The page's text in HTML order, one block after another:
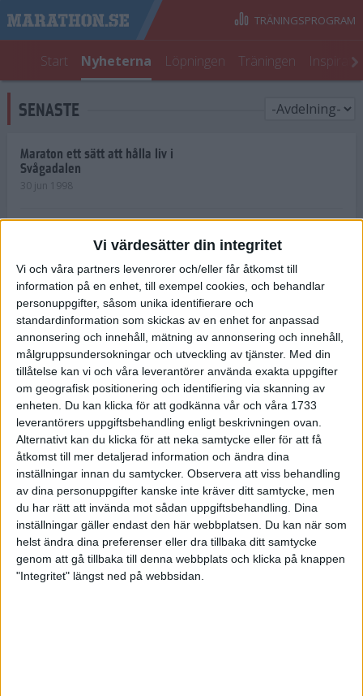
Vi värdesätter din integritet
Vi och våra partners levenrorer och/eller får åtkomst till
information på en enhet, till exempel cookies, och behandlar
personuppgifter, såsom unika identifierare och
standardinformation som skickas av en enhet for anpassad
annonsering och innehåll, mätning av annonsering och innehåll,
målgruppsundersokningar och utveckling av tjänster. Med din
tillåtelse kan vi och våra leverantörer använda exakta uppgifter
om geografisk positionering och identifiering via skanning av
enheten. Du kan klicka för att godkänna vår och våra 1733
leverantörers uppgiftsbehandling enligt beskrivningen ovan.
Alternativt kan du klicka för att neka samtycke eller för att få
åtkomst till mer detaljerad information och ändra dina
inställningar innan du samtycker. Observera att viss behandling
av dina personuppgifter kanske inte kräver ditt samtycke, men
du har rätt att invända mot sådan uppgiftsbehandling. Dina
inställningar gäller endast den här webbplatsen. Du kan när som
helst ändra dina preferenser eller dra tillbaka ditt samtycke
genom att gå tillbaka till denna webbplats och klicka på knappen
"Integritet" längst ned på webbsidan.
Start Nyheterna Löpningen Träningen
TRÄNINGSPROGRAM
SENASTE
Maraton ett sätt att hålla liv i
Svågadalen
30 jun 1998
Norrlänningar firade semester i
Strängnäs
28 jun 1998
Maratonlöparna bäst i Trosa
I år fick Andervang kransen
27 jun 1998
Intresset ökar för Lidingöloppet
26 jun 1998
Värmemara
väntarvärldsmästaraspiranter
24 jun 1998